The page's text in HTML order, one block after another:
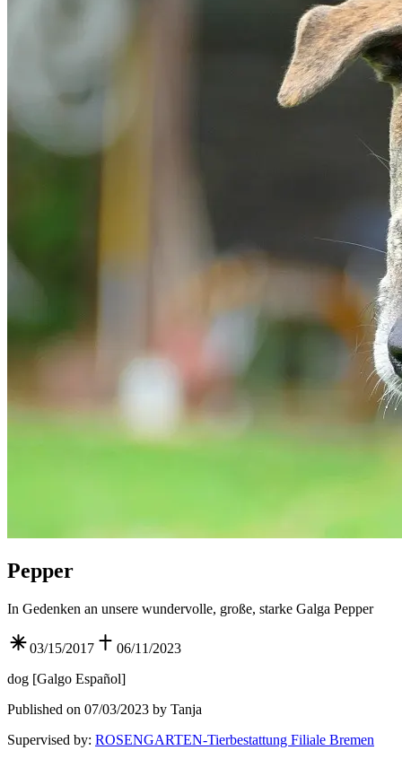
Pepper
In Gedenken an unsere wundervolle, große, starke Galga Pepper
03/15/2017
06/11/2023
dog [Galgo Español]
Published on 07/03/2023 by Tanja
Supervised by: ROSENGARTEN-Tierbestattung Filiale Bremen